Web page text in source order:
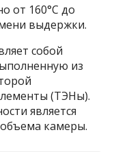
от 160°C до
выдержки.
собой
из
(ТЭНы).
является
камеры.